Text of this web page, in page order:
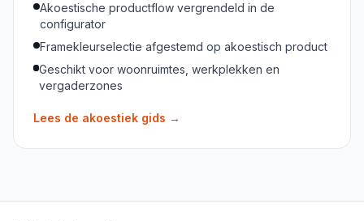
Akoestische productflow vergrendeld in de
configurator
Framekleurselectie afgestemd op akoestisch product
Geschikt voor woonruimtes, werkplekken en
vergaderzones
Lees de akoestiek gids →